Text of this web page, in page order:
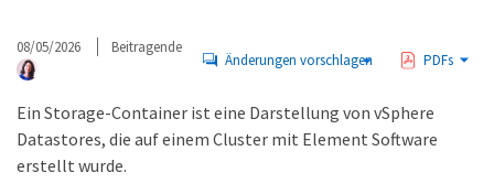
08/05/2026 Beitragende
Änderungen vorschlagen PDFs
Ein Storage-Container ist eine Darstellung von vSphere
Datastores, die auf einem Cluster mit Element Software
erstellt wurde.